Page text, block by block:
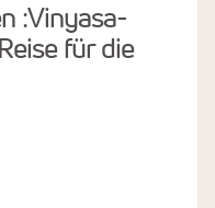
:Vinyasa-
für die